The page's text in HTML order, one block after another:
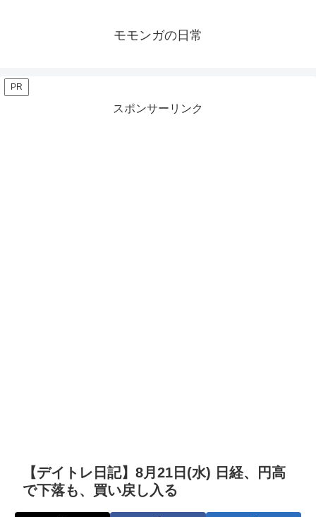
モモンガの日常
PR
スポンサーリンク
【デイトレ日記】8月21日(水) 日経、円高
で下落も、買い戻し入る